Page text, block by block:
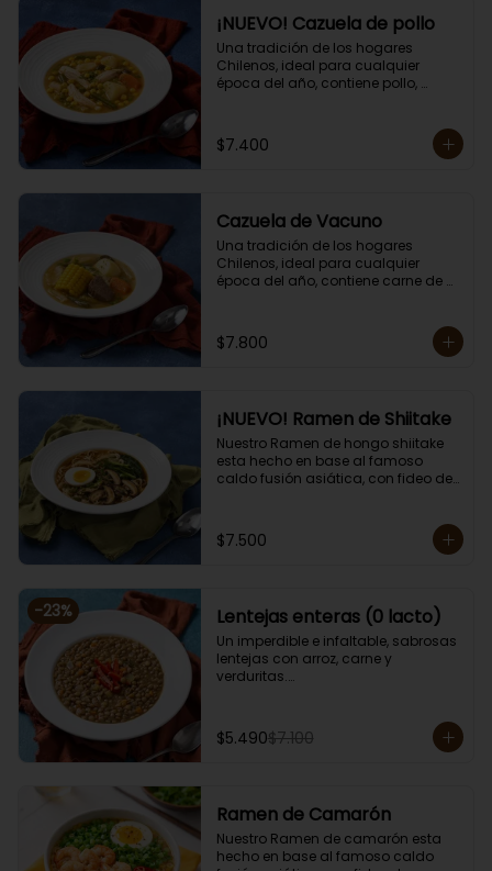
¡NUEVO! Cazuela de pollo
Una tradición de los hogares
Chilenos, ideal para cualquier
época del año, contiene pollo,
Porción individual lista para servir
de 400 grs. Cero lacto.
$7.400
Cazuela de Vacuno
Una tradición de los hogares
Chilenos, ideal para cualquier
época del año, contiene carne de
Porción individual lista para servir
de 400 grs. Cero lacto.
$7.800
¡NUEVO! Ramen de Shiitake
Nuestro Ramen de hongo shiitake
esta hecho en base al famoso
caldo fusión asiática, con fideo de
choclo y sésamo.
Porción de 750 grs.
$7.500
-23% Lentejas enteras (0 lacto)
Un imperdible e infaltable, sabrosas
lentejas con arroz, carne y
verduritas.
$5.490$7.100
Ramen de Camarón
Nuestro Ramen de camarón esta
hecho en base al famoso caldo